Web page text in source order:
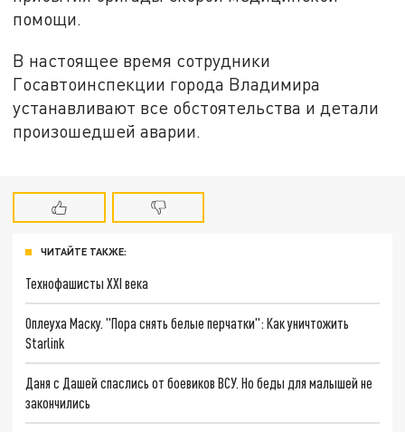
помощи.
В настоящее время сотрудники
Госавтоинспекции города Владимира
устанавливают все обстоятельства и детали
произошедшей аварии.
ЧИТАЙТЕ ТАКЖЕ:
Технофашисты XXI века
Оплеуха Маску. "Пора снять белые перчатки": Как уничтожить
Starlink
Даня с Дашей спаслись от боевиков ВСУ. Но беды для малышей не
закончились